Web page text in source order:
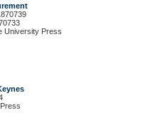
University Press